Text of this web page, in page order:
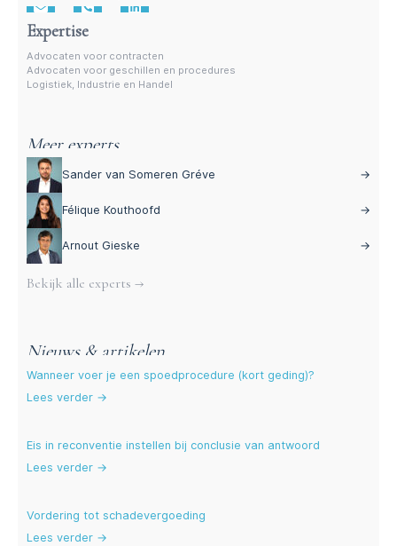
Expertise
Advocaten voor contracten
Advocaten voor geschillen en procedures
Logistiek, Industrie en Handel
Meer experts
Sander van Someren Gréve →
Félique Kouthoofd →
Arnout Gieske →
Bekijk alle experts →
Nieuws & artikelen
Wanneer voer je een spoedprocedure (kort geding)?
Lees verder →
Eis in reconventie instellen bij conclusie van antwoord
Lees verder →
Vordering tot schadevergoeding
Lees verder →